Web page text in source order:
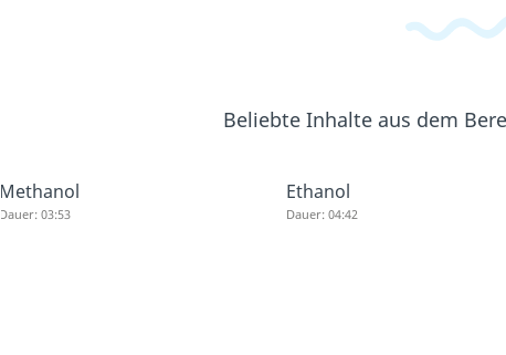
Beliebte Inhalte aus dem
Methanol
Dauer: 03:53
Ethanol
Dauer: 04:42